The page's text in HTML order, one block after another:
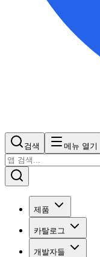
검색 메뉴 열기
제품
카탈로그
개발자들